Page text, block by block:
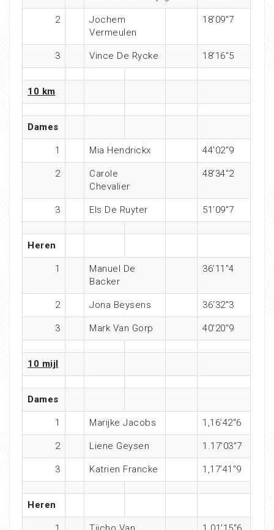
2
Jochem
Vermeulen
18’09″7
3 Vince De Rycke 18’16″5
10 km
Dames
1 Mia Hendrickx 44’02″9
2
Carole
Chevalier
48’34″2
3 Els De Ruyter 51’09″7
Heren
1
Manuel De
Backer
36’11″4
2 Jona Beysens 36’32″3
3 Mark Van Gorp 40’20″9
10 mijl
Dames
1 Marijke Jacobs 1,16’42″6
2 Liene Geysen 1.17’03″7
3 Katrien Francke 1,17’41″9
Heren